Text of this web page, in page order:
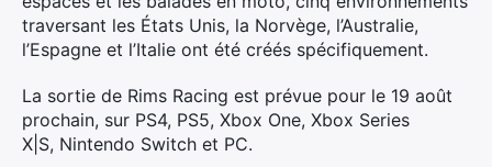
traversant les États Unis, la Norvège, l’Australie,
l’Espagne et l’Italie ont été créés spécifiquement.
La sortie de Rims Racing est prévue pour le 19 août
prochain, sur PS4, PS5, Xbox One, Xbox Series
X|S, Nintendo Switch et PC.